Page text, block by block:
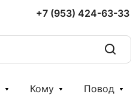
+7 (953) 424-63-33
Кому Повод